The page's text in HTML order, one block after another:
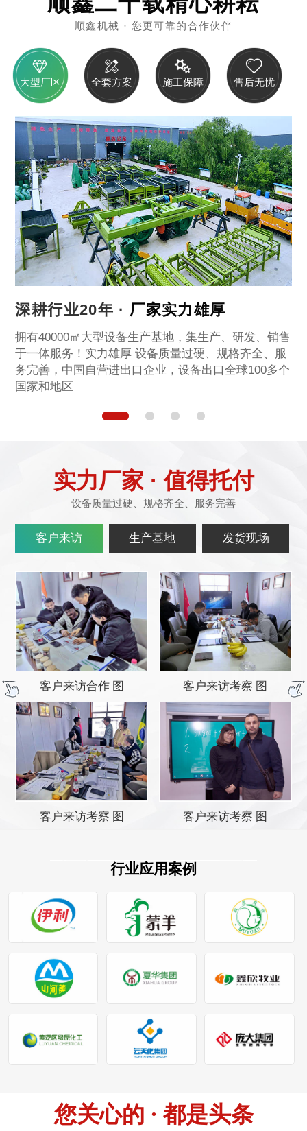
徐** 153****6268
赵** 186****0088 18分钟前
杨** 137****2111 36分钟前
张** 151****3388 43分钟前
周** 182****8878 59分钟前
唐** 158****5956 78分钟前
马** 150****3036 92分钟前
谭** 130****5508 2小时前
150****7585
司** 182****7550 3小时前
顺鑫机械 · 您更可靠的合作伙伴
大型厂区 全套方案 施工保障 售后无忧
深耕行业20年 · 厂家实力雄厚
拥有40000㎡大型设备生产基地，集生产、研发、销售
于一体服务！实力雄厚 设备质量过硬、规格齐全、服
务完善，中国自营进出口企业，设备出口全球100多个
国家和地区
实力厂家 · 值得托付
设备质量过硬、规格齐全、服务完善
客户来访 生产基地 发货现场
客户来访合作 图 客户来访考察 图
客户来访考察 图 客户来访考察 图
行业应用案例
您关心的 · 都是头条